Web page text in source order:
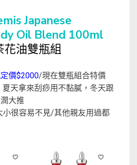
Japanese
Oil Blend 100ml
花油雙瓶組
價$2000/現在雙瓶組合特價
天拿來刮痧用不黏膩，冬天跟
大推
小很容易不見/其他親友用過都